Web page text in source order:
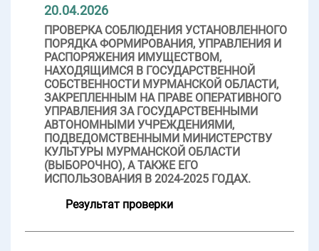
20.04.2026
ПРОВЕРКА СОБЛЮДЕНИЯ УСТАНОВЛЕННОГО
ПОРЯДКА ФОРМИРОВАНИЯ, УПРАВЛЕНИЯ И
РАСПОРЯЖЕНИЯ ИМУЩЕСТВОМ,
НАХОДЯЩИМСЯ В ГОСУДАРСТВЕННОЙ
СОБСТВЕННОСТИ МУРМАНСКОЙ ОБЛАСТИ,
ЗАКРЕПЛЕННЫМ НА ПРАВЕ ОПЕРАТИВНОГО
УПРАВЛЕНИЯ ЗА ГОСУДАРСТВЕННЫМИ
АВТОНОМНЫМИ УЧРЕЖДЕНИЯМИ,
ПОДВЕДОМСТВЕННЫМИ МИНИСТЕРСТВУ
КУЛЬТУРЫ МУРМАНСКОЙ ОБЛАСТИ
(ВЫБОРОЧНО), А ТАКЖЕ ЕГО
ИСПОЛЬЗОВАНИЯ В 2024-2025 ГОДАХ.
Результат проверки